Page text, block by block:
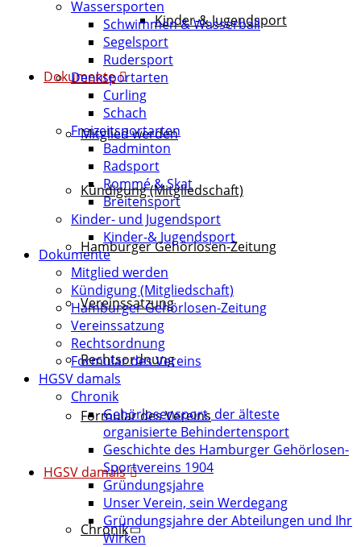
Kinder-& Jugendsport
Dokumente
Mitglied werden
Kündigung (Mitgliedschaft)
Hamburger Gehörlosen-Zeitung
Vereinssatzung
Rechtsordnung
Formular des Vereins
HGSV damals
Chronik
Wassersporten
Schwimmen & Wasserball
Segelsport
Rudersport
Denksportarten
Curling
Schach
Freizeitsportarten
Badminton
Radsport
Rommé & Skat
Breitensport
Kinder- und Jugendsport
Kinder-& Jugendsport
Dokumente
Mitglied werden
Kündigung (Mitgliedschaft)
Hamburger Gehörlosen-Zeitung
Vereinssatzung
Rechtsordnung
Formular des Vereins
HGSV damals
Chronik
Gehörlosensport, der älteste
organisierte Behindertensport
Geschichte des Hamburger Gehörlosen-
Sportvereins 1904
Gründungsjahre
Unser Verein, sein Werdegang
Gründungsjahre der Abteilungen und Ihr
Wirken